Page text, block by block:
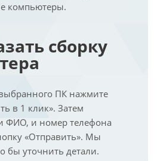
компьютеры.
сборку
ПК нажмите
в 1 клик». Затем
ФИО, и номер телефона
«Отправить». Мы
бы уточнить детали.